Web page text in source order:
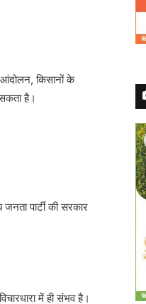
किसानों के
है।
पार्टी की सरकार
में ही संभव है।